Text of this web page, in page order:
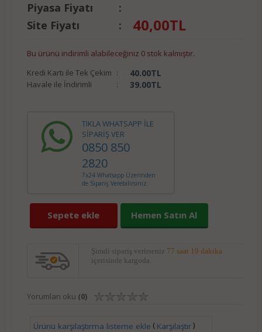
Piyasa Fiyatı
:
Site Fiyatı
: 40,00TL
Bu ürünü indirimli alabileceğiniz 0 stok kalmıştır.
Kredi Kartı ile Tek Çekim : 40.00TL
Havale ile İndirimli : 39.00TL
TIKLA WHATSAPP İLE
SİPARİŞ VER
0850 850
2820
7x24 Whatsapp Üzerinden
de Sipariş Verebilirsiniz.
Sepete ekle Hemen Satın Al
Şimdi sipariş verirseniz 77 saat 19 dakika
içerisinde kargoda.
Yorumları oku (0)
Ürünü karşılaştırma listeme ekle ( Karşılaştır)